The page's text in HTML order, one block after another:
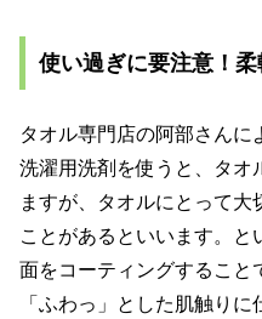
使い過ぎに要注意！柔
タオル専門店の阿部さん
洗濯用洗剤を使うと、タオ
ますが、タオルにとって大
ことがあるといいます。と
面をコーティングすること
「ふわっ」とした肌触りに